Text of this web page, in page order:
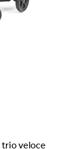
veloce